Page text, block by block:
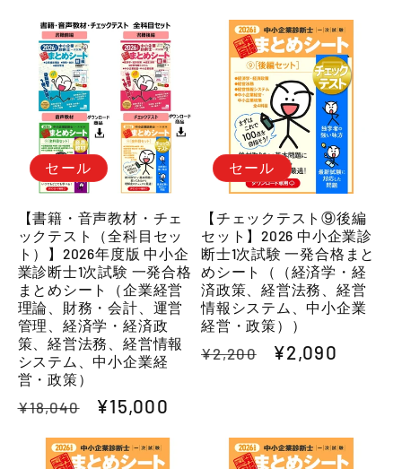
ル
価
格
ル
価
格
セール
【書籍・音声教材・チェ
ックテスト（全科目セッ
ト）】2026年度版 中小企
業診断士1次試験 一発合格
まとめシート（企業経営
理論、財務・会計、運営
管理、経済学・経済政
策、経営法務、経営情報
システム、中小企業経
営・政策）
通
¥18,040
セ
ル
¥15,000
セール
【チェックテスト⑨後編
セット】2026 中小企業診
断士1次試験 一発合格まと
めシート（（経済学・経
済政策、経営法務、経営
情報システム、中小企業
経営・政策））
通
¥2,200
セ
格
¥2,090